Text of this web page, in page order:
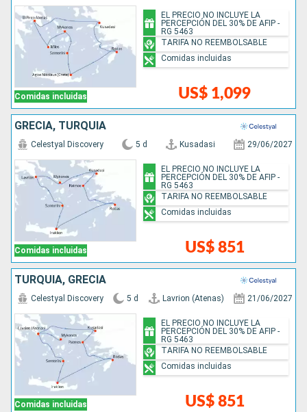
Comidas incluidas US$ 1,099
EL PRECIO NO INCLUYE LA
PERCEPCIÓN DEL 30% DE AFIP -
RG 5463
TARIFA NO REEMBOLSABLE
Comidas incluidas
GRECIA, TURQUÍA
Comidas incluidas
Celestyal Discovery 5 d Kusadasi 29/06/2027
US$ 851
EL PRECIO NO INCLUYE LA
PERCEPCIÓN DEL 30% DE AFIP -
RG 5463
TARIFA NO REEMBOLSABLE
Comidas incluidas
TURQUÍA, GRECIA
Comidas incluidas
Celestyal Discovery 5 d Lavrion (Atenas) 21/06/2027
US$ 851
EL PRECIO NO INCLUYE LA
PERCEPCIÓN DEL 30% DE AFIP -
RG 5463
TARIFA NO REEMBOLSABLE
Comidas incluidas